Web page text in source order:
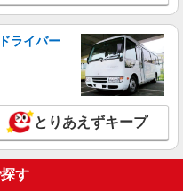
詳細を見る
ィカルケア事業部/郡山オフィ
の介護スタッフ
円 ★週払いOK（規定あ
験・能力による
【最寄駅】JR磐越東線「小川
ライバー
とりあえずキープ
す